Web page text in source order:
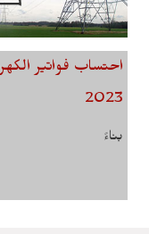
احتساب فواتير
2023
بناءً